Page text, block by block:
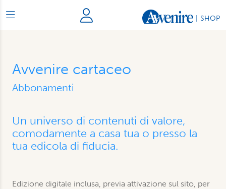
SHOP
Avvenire cartaceo
Abbonamenti
Un universo di contenuti di valore,
comodamente a casa tua o presso la
tua edicola di fiducia.
Edizione digitale inclusa, previa attivazione sul sito, per